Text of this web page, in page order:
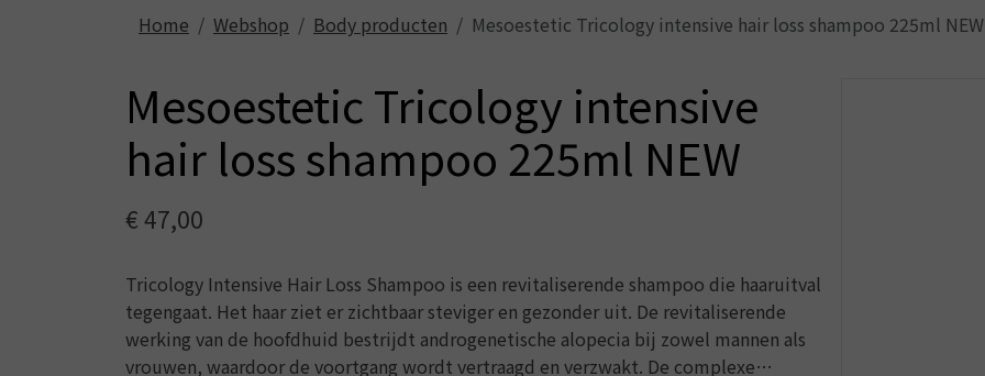
Home Webshop Body producten Mesoestetic Tricology intensive hair loss shampoo 225ml NEW
Mesoestetic Tricology intensive
hair loss shampoo 225ml NEW
€ 47,00
Tricology Intensive Hair Loss Shampoo is een revitaliserende shampoo die haaruitval
tegengaat. Het haar ziet er zichtbaar steviger en gezonder uit. De revitaliserende
werking van de hoofdhuid bestrijdt androgenetische alopecia bij zowel mannen als
vrouwen, waardoor de voortgang wordt vertraagd en verzwakt. De complexe